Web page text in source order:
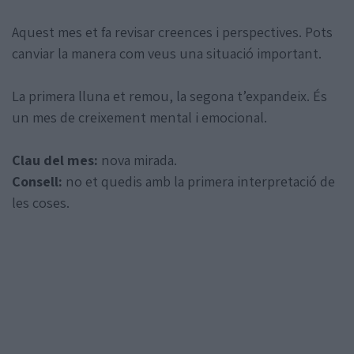
Aquest mes et fa revisar creences i perspectives. Pots
canviar la manera com veus una situació important.
La primera lluna et remou, la segona t’expandeix. És
un mes de creixement mental i emocional.
Clau del mes: nova mirada.
Consell: no et quedis amb la primera interpretació de
les coses.